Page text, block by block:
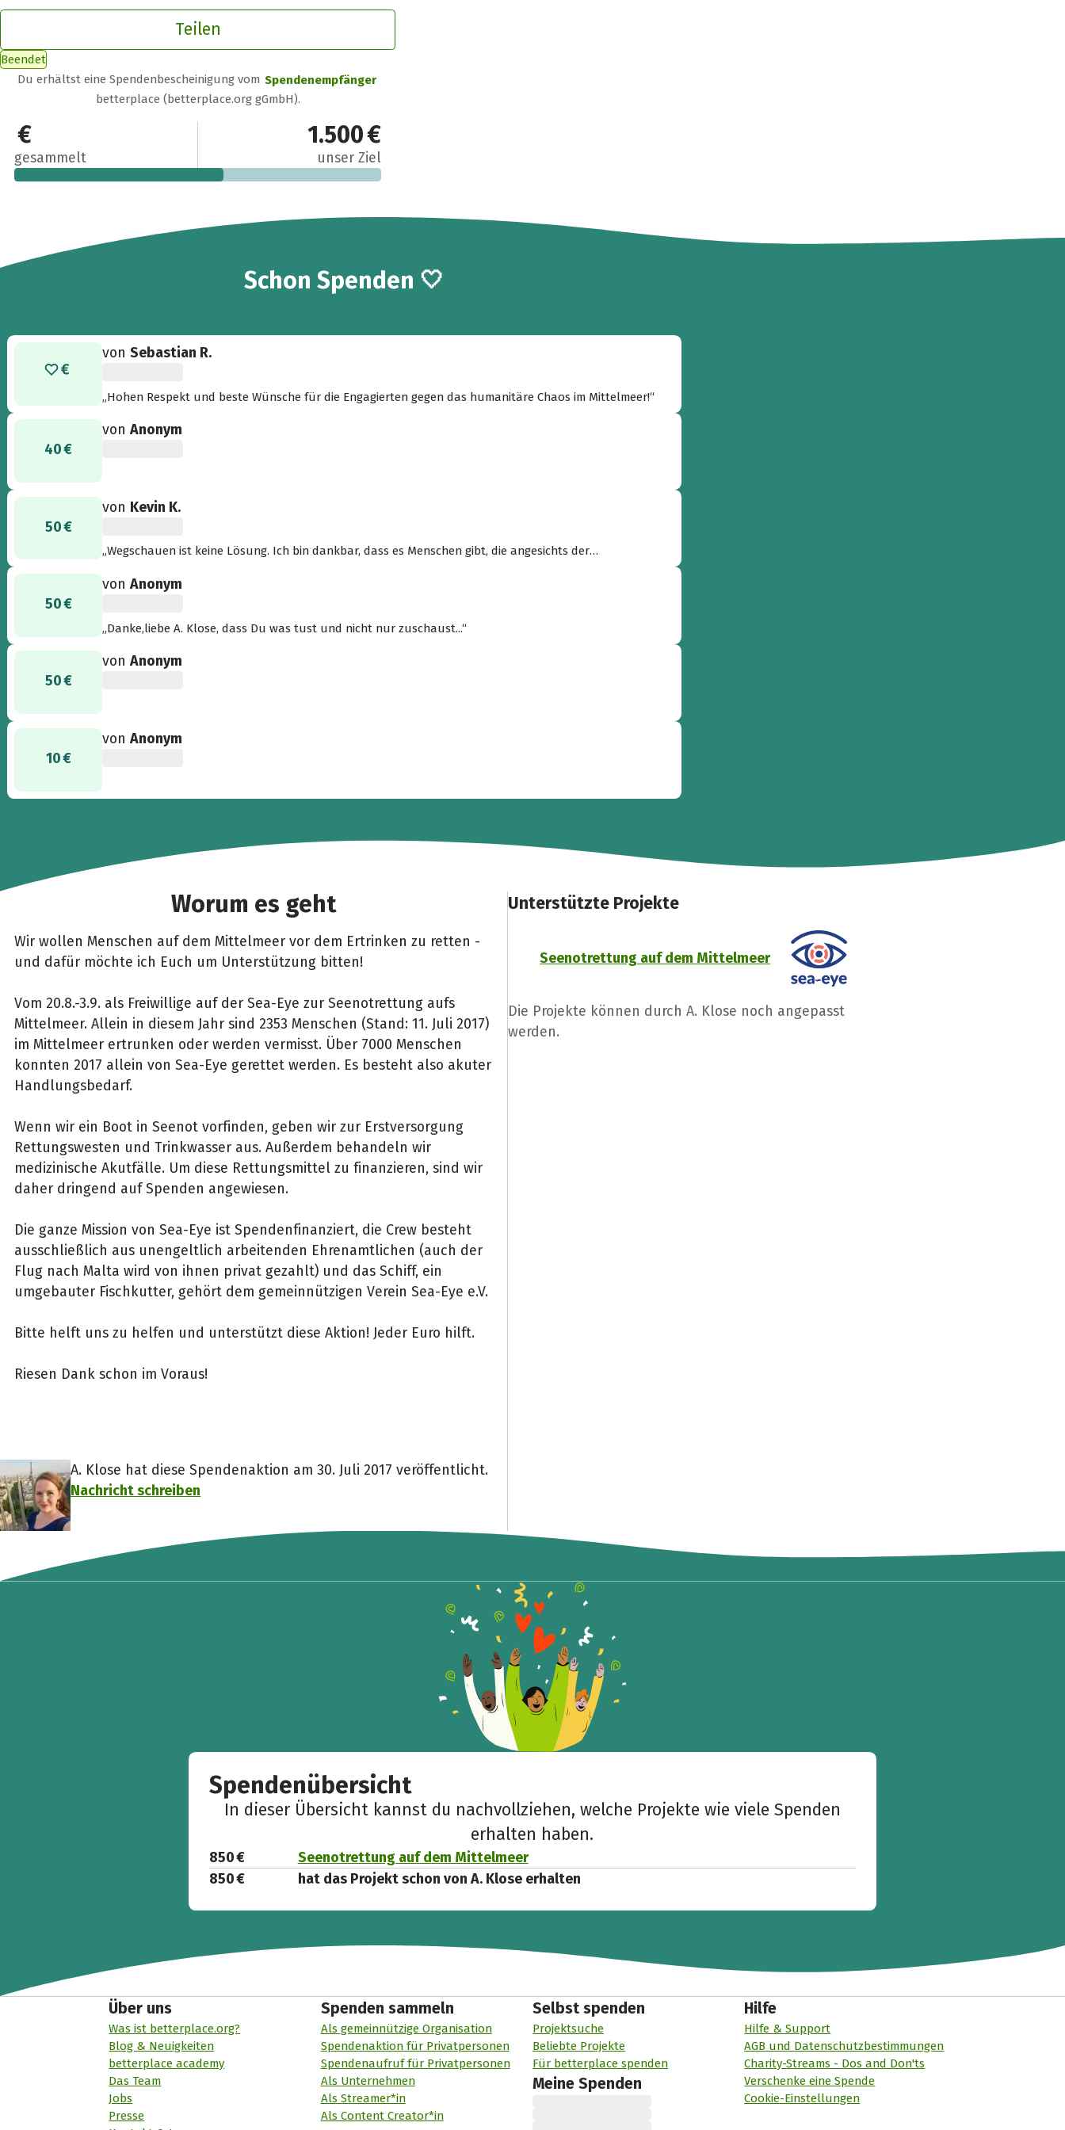
Teilen
Beendet
Du erhältst eine Spendenbescheinigung vom Spendenempfänger
betterplace (betterplace.org gGmbH).
850 €
gesammelt
1.500 €
unser Ziel
Schon29
Spenden 🤍
vonSebastian R.
„Hohen Respekt und beste Wünsche für die Engagierten gegen das humanitäre Chaos im Mittelmeer!“
40 €
vonAnonym
50 €
von Kevin K.
„Wegschauen ist keine Lösung. Ich bin dankbar, dass es Menschen gibt, die angesichts der
alle tun können? Diese Menschen unterstützen. Damit niemand mehr vor den Türen der Europäischen
Right to come, Right to go, Right to stay!“
50 €
vonAnonym
„Danke,liebe A. Klose, dass Du was tust und nicht nur zuschaust...“
50 €
vonAnonym
10 €
vonAnonym
Worum es geht
Wir wollen Menschen auf dem Mittelmeer vor dem Ertrinken zu retten -
und dafür möchte ich Euch um Unterstützung bitten!
Vom 20.8.-3.9. als Freiwillige auf der Sea-Eye zur Seenotrettung aufs
Mittelmeer. Allein in diesem Jahr sind 2353 Menschen (Stand: 11. Juli 2017)
im Mittelmeer ertrunken oder werden vermisst. Über 7000 Menschen
konnten 2017 allein von Sea-Eye gerettet werden. Es besteht also akuter
Handlungsbedarf.
Wenn wir ein Boot in Seenot vorfinden, geben wir zur Erstversorgung
Rettungswesten und Trinkwasser aus. Außerdem behandeln wir
medizinische Akutfälle. Um diese Rettungsmittel zu finanzieren, sind wir
daher dringend auf Spenden angewiesen.
Die ganze Mission von Sea-Eye ist Spendenfinanziert, die Crew besteht
ausschließlich aus unengeltlich arbeitenden Ehrenamtlichen (auch der
Flug nach Malta wird von ihnen privat gezahlt) und das Schiff, ein
umgebauter Fischkutter, gehört dem gemeinnützigen Verein Sea-Eye e.V.
Bitte helft uns zu helfen und unterstützt diese Aktion! Jeder Euro hilft.
Riesen Dank schon im Voraus!
A. Klose hat diese Spendenaktion am 30. Juli 2017 veröffentlicht.
Nachricht schreiben
Unterstützte Projekte
Seenotrettung auf dem Mittelmeer
Die Projekte können durch A. Klose noch angepasst
werden.
Spendenübersicht
In dieser Übersicht kannst du nachvollziehen, welche Projekte wie viele Spenden
erhalten haben.
850 €
Seenotrettung auf dem Mittelmeer
850 €
hat das Projekt schon von A. Klose erhalten
Über uns
Was ist betterplace.org?
Blog & Neuigkeiten
betterplace academy
Das Team
Jobs
Presse
Spenden sammeln
Als gemeinnützige Organisation
Spendenaktion für Privatpersonen
Spendenaufruf für Privatpersonen
Als Unternehmen
Als Streamer*in
Als Content Creator*in
Selbst spenden
Projektsuche
Beliebte Projekte
Für betterplace spenden
Meine Spenden
Hilfe
Hilfe & Support
AGB und Datenschutzbestimmungen
Charity-Streams - Dos and Don'ts
Verschenke eine Spende
Cookie-Einstellungen